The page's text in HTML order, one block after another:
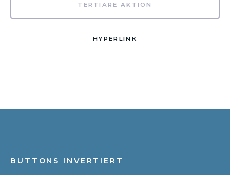
TERTIÄRE AKTION
HYPERLINK
BUTTONS INVERTIERT